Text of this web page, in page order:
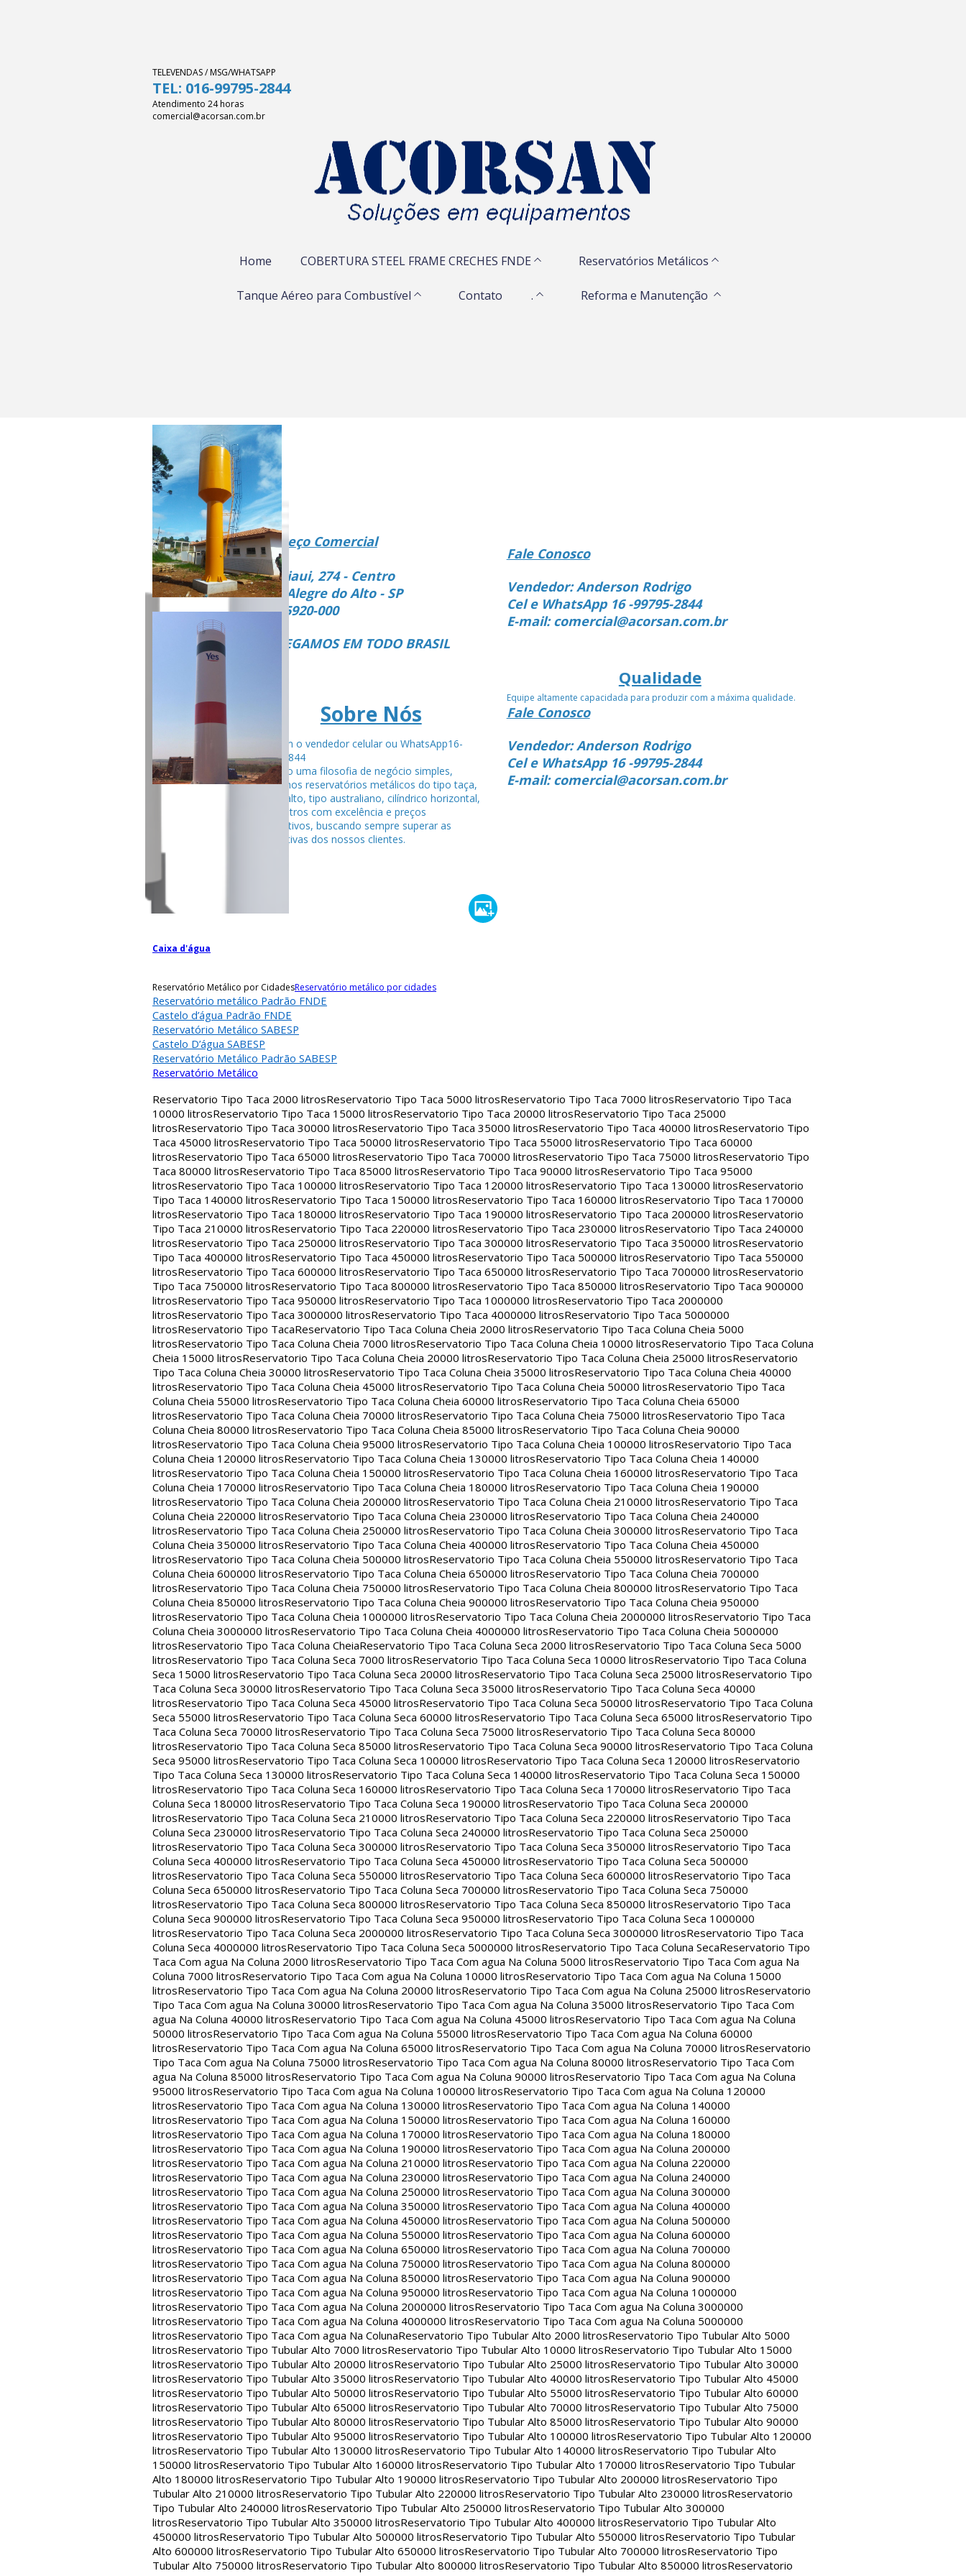
TELEVENDAS / MSG/WHATSAPP
TEL: 016-99795-2844
Atendimento 24 horas
comercial@acorsan.com.br
Home COBERTURA STEEL FRAME CRECHES FNDE Reservatórios Metálicos
Tanque Aéreo para Combustível Contato . Reforma e Manutenção
Endereço Comercial
Rua Piaui, 274 - Centro
Vista Alegre do Alto - SP
CEP 15920-000
ENTREGAMOS EM TODO BRASIL
Sobre Nós
Fale com o vendedor celular ou WhatsApp16-
99795-2844
Seguindo uma filosofia de negócio simples,
fabricamos reservatórios metálicos do tipo taça,
tubular alto, tipo australiano, cilíndrico horizontal,
entre outros com excelência e preços
competitivos, buscando sempre superar as
espectativas dos nossos clientes.
Fale Conosco
Vendedor: Anderson Rodrigo
Cel e WhatsApp 16 -99795-2844
E-mail: comercial@acorsan.com.br
Qualidade
Equipe altamente capacidada para produzir com a máxima qualidade.
Fale Conosco
Vendedor: Anderson Rodrigo
Cel e WhatsApp 16 -99795-2844
E-mail: comercial@acorsan.com.br
Caixa d'água
Reservatório Metálico por CidadesReservatório metálico por cidades
Reservatório metálico Padrão FNDE
Castelo d’água Padrão FNDE
Reservatório Metálico SABESP
Castelo D’água SABESP
Reservatório Metálico Padrão SABESP
Reservatório Metálico
Reservatorio Tipo Taca 2000 litrosReservatorio Tipo Taca 5000 litrosReservatorio Tipo Taca 7000 litrosReservatorio Tipo Taca
10000 litrosReservatorio Tipo Taca 15000 litrosReservatorio Tipo Taca 20000 litrosReservatorio Tipo Taca 25000
litrosReservatorio Tipo Taca 30000 litrosReservatorio Tipo Taca 35000 litrosReservatorio Tipo Taca 40000 litrosReservatorio Tipo
Taca 45000 litrosReservatorio Tipo Taca 50000 litrosReservatorio Tipo Taca 55000 litrosReservatorio Tipo Taca 60000
litrosReservatorio Tipo Taca 65000 litrosReservatorio Tipo Taca 70000 litrosReservatorio Tipo Taca 75000 litrosReservatorio Tipo
Taca 80000 litrosReservatorio Tipo Taca 85000 litrosReservatorio Tipo Taca 90000 litrosReservatorio Tipo Taca 95000
litrosReservatorio Tipo Taca 100000 litrosReservatorio Tipo Taca 120000 litrosReservatorio Tipo Taca 130000 litrosReservatorio
Tipo Taca 140000 litrosReservatorio Tipo Taca 150000 litrosReservatorio Tipo Taca 160000 litrosReservatorio Tipo Taca 170000
litrosReservatorio Tipo Taca 180000 litrosReservatorio Tipo Taca 190000 litrosReservatorio Tipo Taca 200000 litrosReservatorio
Tipo Taca 210000 litrosReservatorio Tipo Taca 220000 litrosReservatorio Tipo Taca 230000 litrosReservatorio Tipo Taca 240000
litrosReservatorio Tipo Taca 250000 litrosReservatorio Tipo Taca 300000 litrosReservatorio Tipo Taca 350000 litrosReservatorio
Tipo Taca 400000 litrosReservatorio Tipo Taca 450000 litrosReservatorio Tipo Taca 500000 litrosReservatorio Tipo Taca 550000
litrosReservatorio Tipo Taca 600000 litrosReservatorio Tipo Taca 650000 litrosReservatorio Tipo Taca 700000 litrosReservatorio
Tipo Taca 750000 litrosReservatorio Tipo Taca 800000 litrosReservatorio Tipo Taca 850000 litrosReservatorio Tipo Taca 900000
litrosReservatorio Tipo Taca 950000 litrosReservatorio Tipo Taca 1000000 litrosReservatorio Tipo Taca 2000000
litrosReservatorio Tipo Taca 3000000 litrosReservatorio Tipo Taca 4000000 litrosReservatorio Tipo Taca 5000000
litrosReservatorio Tipo TacaReservatorio Tipo Taca Coluna Cheia 2000 litrosReservatorio Tipo Taca Coluna Cheia 5000
litrosReservatorio Tipo Taca Coluna Cheia 7000 litrosReservatorio Tipo Taca Coluna Cheia 10000 litrosReservatorio Tipo Taca Coluna
Cheia 15000 litrosReservatorio Tipo Taca Coluna Cheia 20000 litrosReservatorio Tipo Taca Coluna Cheia 25000 litrosReservatorio
Tipo Taca Coluna Cheia 30000 litrosReservatorio Tipo Taca Coluna Cheia 35000 litrosReservatorio Tipo Taca Coluna Cheia 40000
litrosReservatorio Tipo Taca Coluna Cheia 45000 litrosReservatorio Tipo Taca Coluna Cheia 50000 litrosReservatorio Tipo Taca
Coluna Cheia 55000 litrosReservatorio Tipo Taca Coluna Cheia 60000 litrosReservatorio Tipo Taca Coluna Cheia 65000
litrosReservatorio Tipo Taca Coluna Cheia 70000 litrosReservatorio Tipo Taca Coluna Cheia 75000 litrosReservatorio Tipo Taca
Coluna Cheia 80000 litrosReservatorio Tipo Taca Coluna Cheia 85000 litrosReservatorio Tipo Taca Coluna Cheia 90000
litrosReservatorio Tipo Taca Coluna Cheia 95000 litrosReservatorio Tipo Taca Coluna Cheia 100000 litrosReservatorio Tipo Taca
Coluna Cheia 120000 litrosReservatorio Tipo Taca Coluna Cheia 130000 litrosReservatorio Tipo Taca Coluna Cheia 140000
litrosReservatorio Tipo Taca Coluna Cheia 150000 litrosReservatorio Tipo Taca Coluna Cheia 160000 litrosReservatorio Tipo Taca
Coluna Cheia 170000 litrosReservatorio Tipo Taca Coluna Cheia 180000 litrosReservatorio Tipo Taca Coluna Cheia 190000
litrosReservatorio Tipo Taca Coluna Cheia 200000 litrosReservatorio Tipo Taca Coluna Cheia 210000 litrosReservatorio Tipo Taca
Coluna Cheia 220000 litrosReservatorio Tipo Taca Coluna Cheia 230000 litrosReservatorio Tipo Taca Coluna Cheia 240000
litrosReservatorio Tipo Taca Coluna Cheia 250000 litrosReservatorio Tipo Taca Coluna Cheia 300000 litrosReservatorio Tipo Taca
Coluna Cheia 350000 litrosReservatorio Tipo Taca Coluna Cheia 400000 litrosReservatorio Tipo Taca Coluna Cheia 450000
litrosReservatorio Tipo Taca Coluna Cheia 500000 litrosReservatorio Tipo Taca Coluna Cheia 550000 litrosReservatorio Tipo Taca
Coluna Cheia 600000 litrosReservatorio Tipo Taca Coluna Cheia 650000 litrosReservatorio Tipo Taca Coluna Cheia 700000
litrosReservatorio Tipo Taca Coluna Cheia 750000 litrosReservatorio Tipo Taca Coluna Cheia 800000 litrosReservatorio Tipo Taca
Coluna Cheia 850000 litrosReservatorio Tipo Taca Coluna Cheia 900000 litrosReservatorio Tipo Taca Coluna Cheia 950000
litrosReservatorio Tipo Taca Coluna Cheia 1000000 litrosReservatorio Tipo Taca Coluna Cheia 2000000 litrosReservatorio Tipo Taca
Coluna Cheia 3000000 litrosReservatorio Tipo Taca Coluna Cheia 4000000 litrosReservatorio Tipo Taca Coluna Cheia 5000000
litrosReservatorio Tipo Taca Coluna CheiaReservatorio Tipo Taca Coluna Seca 2000 litrosReservatorio Tipo Taca Coluna Seca 5000
litrosReservatorio Tipo Taca Coluna Seca 7000 litrosReservatorio Tipo Taca Coluna Seca 10000 litrosReservatorio Tipo Taca Coluna
Seca 15000 litrosReservatorio Tipo Taca Coluna Seca 20000 litrosReservatorio Tipo Taca Coluna Seca 25000 litrosReservatorio Tipo
Taca Coluna Seca 30000 litrosReservatorio Tipo Taca Coluna Seca 35000 litrosReservatorio Tipo Taca Coluna Seca 40000
litrosReservatorio Tipo Taca Coluna Seca 45000 litrosReservatorio Tipo Taca Coluna Seca 50000 litrosReservatorio Tipo Taca Coluna
Seca 55000 litrosReservatorio Tipo Taca Coluna Seca 60000 litrosReservatorio Tipo Taca Coluna Seca 65000 litrosReservatorio Tipo
Taca Coluna Seca 70000 litrosReservatorio Tipo Taca Coluna Seca 75000 litrosReservatorio Tipo Taca Coluna Seca 80000
litrosReservatorio Tipo Taca Coluna Seca 85000 litrosReservatorio Tipo Taca Coluna Seca 90000 litrosReservatorio Tipo Taca Coluna
Seca 95000 litrosReservatorio Tipo Taca Coluna Seca 100000 litrosReservatorio Tipo Taca Coluna Seca 120000 litrosReservatorio
Tipo Taca Coluna Seca 130000 litrosReservatorio Tipo Taca Coluna Seca 140000 litrosReservatorio Tipo Taca Coluna Seca 150000
litrosReservatorio Tipo Taca Coluna Seca 160000 litrosReservatorio Tipo Taca Coluna Seca 170000 litrosReservatorio Tipo Taca
Coluna Seca 180000 litrosReservatorio Tipo Taca Coluna Seca 190000 litrosReservatorio Tipo Taca Coluna Seca 200000
litrosReservatorio Tipo Taca Coluna Seca 210000 litrosReservatorio Tipo Taca Coluna Seca 220000 litrosReservatorio Tipo Taca
Coluna Seca 230000 litrosReservatorio Tipo Taca Coluna Seca 240000 litrosReservatorio Tipo Taca Coluna Seca 250000
litrosReservatorio Tipo Taca Coluna Seca 300000 litrosReservatorio Tipo Taca Coluna Seca 350000 litrosReservatorio Tipo Taca
Coluna Seca 400000 litrosReservatorio Tipo Taca Coluna Seca 450000 litrosReservatorio Tipo Taca Coluna Seca 500000
litrosReservatorio Tipo Taca Coluna Seca 550000 litrosReservatorio Tipo Taca Coluna Seca 600000 litrosReservatorio Tipo Taca
Coluna Seca 650000 litrosReservatorio Tipo Taca Coluna Seca 700000 litrosReservatorio Tipo Taca Coluna Seca 750000
litrosReservatorio Tipo Taca Coluna Seca 800000 litrosReservatorio Tipo Taca Coluna Seca 850000 litrosReservatorio Tipo Taca
Coluna Seca 900000 litrosReservatorio Tipo Taca Coluna Seca 950000 litrosReservatorio Tipo Taca Coluna Seca 1000000
litrosReservatorio Tipo Taca Coluna Seca 2000000 litrosReservatorio Tipo Taca Coluna Seca 3000000 litrosReservatorio Tipo Taca
Coluna Seca 4000000 litrosReservatorio Tipo Taca Coluna Seca 5000000 litrosReservatorio Tipo Taca Coluna SecaReservatorio Tipo
Taca Com agua Na Coluna 2000 litrosReservatorio Tipo Taca Com agua Na Coluna 5000 litrosReservatorio Tipo Taca Com agua Na
Coluna 7000 litrosReservatorio Tipo Taca Com agua Na Coluna 10000 litrosReservatorio Tipo Taca Com agua Na Coluna 15000
litrosReservatorio Tipo Taca Com agua Na Coluna 20000 litrosReservatorio Tipo Taca Com agua Na Coluna 25000 litrosReservatorio
Tipo Taca Com agua Na Coluna 30000 litrosReservatorio Tipo Taca Com agua Na Coluna 35000 litrosReservatorio Tipo Taca Com
agua Na Coluna 40000 litrosReservatorio Tipo Taca Com agua Na Coluna 45000 litrosReservatorio Tipo Taca Com agua Na Coluna
50000 litrosReservatorio Tipo Taca Com agua Na Coluna 55000 litrosReservatorio Tipo Taca Com agua Na Coluna 60000
litrosReservatorio Tipo Taca Com agua Na Coluna 65000 litrosReservatorio Tipo Taca Com agua Na Coluna 70000 litrosReservatorio
Tipo Taca Com agua Na Coluna 75000 litrosReservatorio Tipo Taca Com agua Na Coluna 80000 litrosReservatorio Tipo Taca Com
agua Na Coluna 85000 litrosReservatorio Tipo Taca Com agua Na Coluna 90000 litrosReservatorio Tipo Taca Com agua Na Coluna
95000 litrosReservatorio Tipo Taca Com agua Na Coluna 100000 litrosReservatorio Tipo Taca Com agua Na Coluna 120000
litrosReservatorio Tipo Taca Com agua Na Coluna 130000 litrosReservatorio Tipo Taca Com agua Na Coluna 140000
litrosReservatorio Tipo Taca Com agua Na Coluna 150000 litrosReservatorio Tipo Taca Com agua Na Coluna 160000
litrosReservatorio Tipo Taca Com agua Na Coluna 170000 litrosReservatorio Tipo Taca Com agua Na Coluna 180000
litrosReservatorio Tipo Taca Com agua Na Coluna 190000 litrosReservatorio Tipo Taca Com agua Na Coluna 200000
litrosReservatorio Tipo Taca Com agua Na Coluna 210000 litrosReservatorio Tipo Taca Com agua Na Coluna 220000
litrosReservatorio Tipo Taca Com agua Na Coluna 230000 litrosReservatorio Tipo Taca Com agua Na Coluna 240000
litrosReservatorio Tipo Taca Com agua Na Coluna 250000 litrosReservatorio Tipo Taca Com agua Na Coluna 300000
litrosReservatorio Tipo Taca Com agua Na Coluna 350000 litrosReservatorio Tipo Taca Com agua Na Coluna 400000
litrosReservatorio Tipo Taca Com agua Na Coluna 450000 litrosReservatorio Tipo Taca Com agua Na Coluna 500000
litrosReservatorio Tipo Taca Com agua Na Coluna 550000 litrosReservatorio Tipo Taca Com agua Na Coluna 600000
litrosReservatorio Tipo Taca Com agua Na Coluna 650000 litrosReservatorio Tipo Taca Com agua Na Coluna 700000
litrosReservatorio Tipo Taca Com agua Na Coluna 750000 litrosReservatorio Tipo Taca Com agua Na Coluna 800000
litrosReservatorio Tipo Taca Com agua Na Coluna 850000 litrosReservatorio Tipo Taca Com agua Na Coluna 900000
litrosReservatorio Tipo Taca Com agua Na Coluna 950000 litrosReservatorio Tipo Taca Com agua Na Coluna 1000000
litrosReservatorio Tipo Taca Com agua Na Coluna 2000000 litrosReservatorio Tipo Taca Com agua Na Coluna 3000000
litrosReservatorio Tipo Taca Com agua Na Coluna 4000000 litrosReservatorio Tipo Taca Com agua Na Coluna 5000000
litrosReservatorio Tipo Taca Com agua Na ColunaReservatorio Tipo Tubular Alto 2000 litrosReservatorio Tipo Tubular Alto 5000
litrosReservatorio Tipo Tubular Alto 7000 litrosReservatorio Tipo Tubular Alto 10000 litrosReservatorio Tipo Tubular Alto 15000
litrosReservatorio Tipo Tubular Alto 20000 litrosReservatorio Tipo Tubular Alto 25000 litrosReservatorio Tipo Tubular Alto 30000
litrosReservatorio Tipo Tubular Alto 35000 litrosReservatorio Tipo Tubular Alto 40000 litrosReservatorio Tipo Tubular Alto 45000
litrosReservatorio Tipo Tubular Alto 50000 litrosReservatorio Tipo Tubular Alto 55000 litrosReservatorio Tipo Tubular Alto 60000
litrosReservatorio Tipo Tubular Alto 65000 litrosReservatorio Tipo Tubular Alto 70000 litrosReservatorio Tipo Tubular Alto 75000
litrosReservatorio Tipo Tubular Alto 80000 litrosReservatorio Tipo Tubular Alto 85000 litrosReservatorio Tipo Tubular Alto 90000
litrosReservatorio Tipo Tubular Alto 95000 litrosReservatorio Tipo Tubular Alto 100000 litrosReservatorio Tipo Tubular Alto 120000
litrosReservatorio Tipo Tubular Alto 130000 litrosReservatorio Tipo Tubular Alto 140000 litrosReservatorio Tipo Tubular Alto
150000 litrosReservatorio Tipo Tubular Alto 160000 litrosReservatorio Tipo Tubular Alto 170000 litrosReservatorio Tipo Tubular
Alto 180000 litrosReservatorio Tipo Tubular Alto 190000 litrosReservatorio Tipo Tubular Alto 200000 litrosReservatorio Tipo
Tubular Alto 210000 litrosReservatorio Tipo Tubular Alto 220000 litrosReservatorio Tipo Tubular Alto 230000 litrosReservatorio
Tipo Tubular Alto 240000 litrosReservatorio Tipo Tubular Alto 250000 litrosReservatorio Tipo Tubular Alto 300000
litrosReservatorio Tipo Tubular Alto 350000 litrosReservatorio Tipo Tubular Alto 400000 litrosReservatorio Tipo Tubular Alto
450000 litrosReservatorio Tipo Tubular Alto 500000 litrosReservatorio Tipo Tubular Alto 550000 litrosReservatorio Tipo Tubular
Alto 600000 litrosReservatorio Tipo Tubular Alto 650000 litrosReservatorio Tipo Tubular Alto 700000 litrosReservatorio Tipo
Tubular Alto 750000 litrosReservatorio Tipo Tubular Alto 800000 litrosReservatorio Tipo Tubular Alto 850000 litrosReservatorio